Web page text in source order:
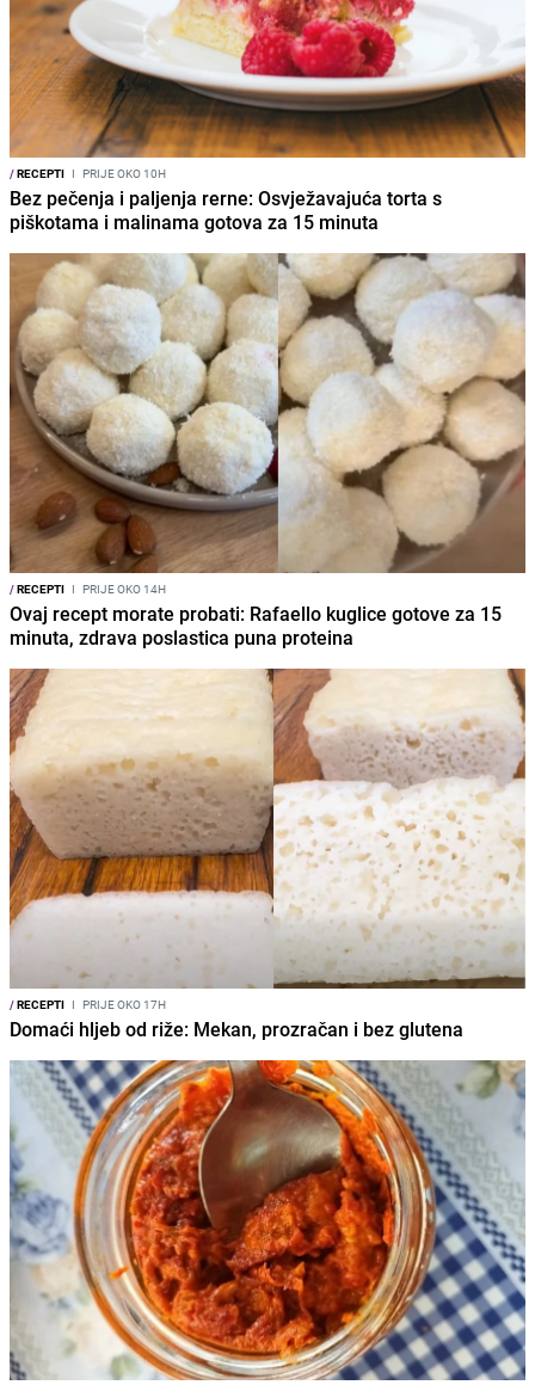
/RECEPTI I PRIJE OKO 10H
Bez pečenja i paljenja rerne: Osvježavajuća torta s
piškotama i malinama gotova za 15 minuta
/RECEPTI I PRIJE OKO 14H
Ovaj recept morate probati: Rafaello kuglice gotove za 15
minuta, zdrava poslastica puna proteina
/RECEPTI I PRIJE OKO 17H
Domaći hljeb od riže: Mekan, prozračan i bez glutena